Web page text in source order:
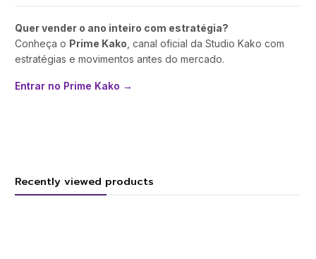
Quer vender o ano inteiro com estratégia?
Conheça o Prime Kako , canal oficial da Studio Kako com
estratégias e movimentos antes do mercado.
Entrar no Prime Kako →
Recently viewed products